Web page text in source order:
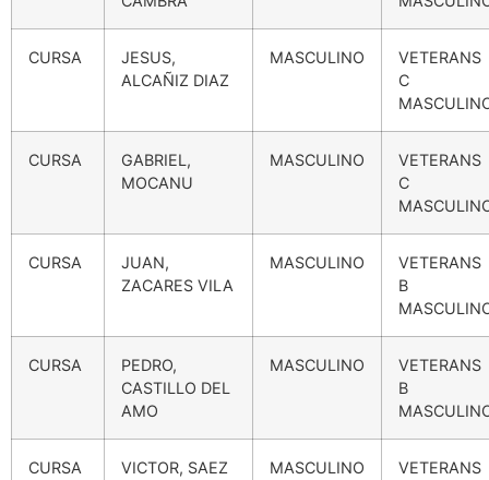
CURSA
JESUS,
ALCAÑIZ DIAZ
MASCULINO
VETERANS
C
CURSA
GABRIEL,
MOCANU
MASCULINO
VETERANS
C
CURSA
JUAN,
ZACARES VILA
MASCULINO
VETERANS
B
CURSA
PEDRO,
CASTILLO DEL
AMO
MASCULINO
VETERANS
B
CURSA VICTOR, SAEZ MASCULINO
VETERANS